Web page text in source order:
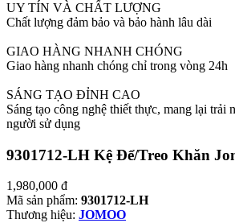
UY TÍN VÀ CHẤT LƯỢNG
Chất lượng đảm bảo và bảo hành lâu dài
GIAO HÀNG NHANH CHÓNG
Giao hàng nhanh chóng chỉ trong vòng 24h
SÁNG TẠO ĐỈNH CAO
Sáng tạo công nghệ thiết thực, mang lại trải
người sử dụng
9301712-LH Kệ Để/Treo Khăn
1,980,000 đ
Mã sản phẩm: 9301712-LH
Thương hiệu: JOMOO